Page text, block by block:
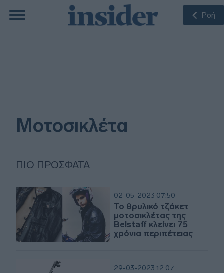
Ροή
Μοτοσικλέτα
ΠΙΟ ΠΡΌΣΦΑΤΑ
02-05-2023 07:50
Το θρυλικό τζάκετ
μοτοσικλέτας της
Belstaff κλείνει 75
χρόνια περιπέτειας
29-03-2023 12:07